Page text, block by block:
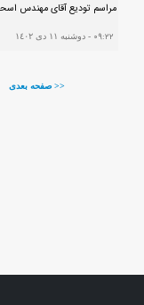
مراسم توديع آقاي مهندس
٠٩:٢٢ - دوشنبه ١١ دی ١٤٠٢
صفحه بعدی >>